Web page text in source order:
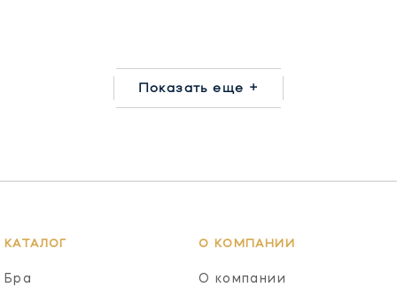
Показать еще +
КАТАЛОГ
Бра
О КОМПАНИИ
О компании